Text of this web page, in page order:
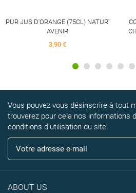
(75CL) NATUR'
COCKTAIL
CITRON
Vous pouvez vous désinscrire à tout
trouverez pour cela nos informations
conditions d'utilisation du site.
ABOUT US